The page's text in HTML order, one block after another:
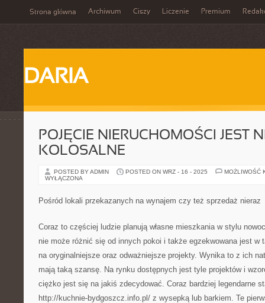
Strona główna Archiwum Ciszy Liczenie Premium
DARIA
POJĘCIE NIERUCHOMOŚCI JEST
KOLOSALNE
POSTED BY ADMIN POSTED ON WRZ - 16 - 2025
MOŻLIWOŚĆ
WYŁĄCZONA
Pośród lokali przekazanych na wynajem czy też sprzedaż nieraz
Coraz to częściej ludzie planują własne mieszkania w stylu
nie może różnić się od innych pokoi i także egzekwowana jest w
na oryginalniejsze oraz odważniejsze projekty. Wynika to z ich
mają taką szansę. Na rynku dostępnych jest tyle projektów i
ciężko jest się na jakiś zdecydować. Coraz bardziej legendarne
http://kuchnie-bydgoszcz.info.pl/ z wysepką lub barkiem. Te